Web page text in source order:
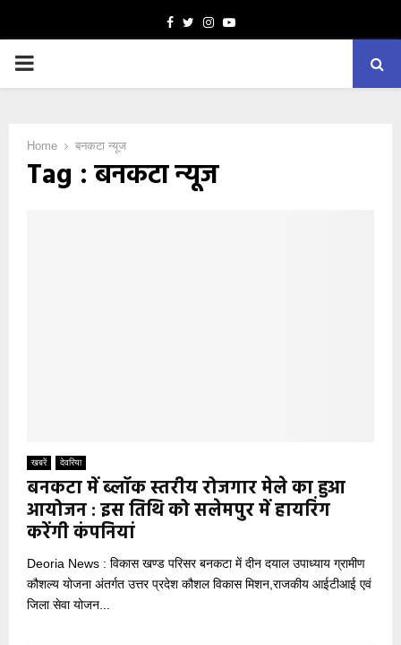
Facebook
TwitterInstagram
Youtube
PRIMARY
Home बनकटा न्यूज
Tag : बनकटा न्यूज
खबरें देवरिया
बनकटा में ब्लॉक स्तरीय रोजगार मेले का हुआ
आयोजन : इस तिथि को सलेमपुर में हायरिंग
करेंगी कंपनियां
Deoria News : विकास खण्ड परिसर बनकटा में दीन दयाल उपाध्याय ग्रामीण
कौशल्य योजना अंतर्गत उत्तर प्रदेश कौशल विकास मिशन,राजकीय आईटीआई एवं
जिला सेवा योजन...